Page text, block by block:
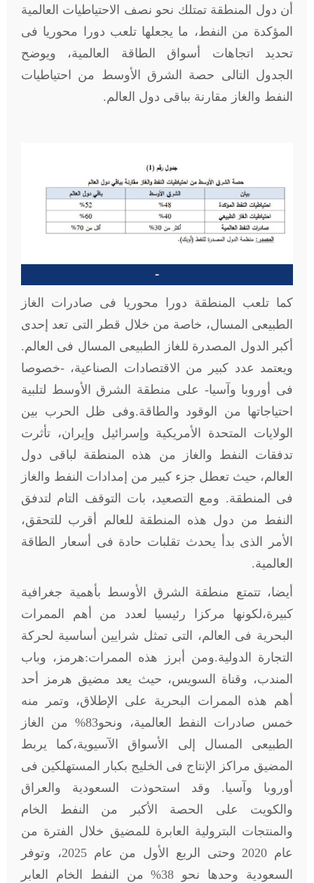
أن دول المنطقة تمتلك نحو نصف الاحتياطيات العالمية
المؤكدة من النفط، ما يجعلها تلعب دورا محوريا فى
تحديد اتجاهات أسواق الطاقة العالمية، ويوضح
الجدول التالى حصة الشرق الأوسط من احتياطيات
النفط والغاز مقارنة بباقى دول العالم.
-
كما تلعب المنطقة دورا محوريا فى صادرات الغاز
الطبيعى المسال، خاصة من خلال قطر التى تعد إحدى
أكبر الدول المصدرة للغاز الطبيعى المسال فى العالم.
ويعتمد عدد كبير من الاقتصادات الصناعية، -خصوصا
فى أوروبا وآسيا- على منطقة الشرق الأوسط لتلبية
احتياجاتها من الوقود والطاقة.وفى ظل الحرب بين
الولايات المتحدة الأمريكية وإسرائيل وإيران، تأثرت
تدفقات النفط والغاز من هذه المنطقة لباقى دول
العالم، حيث تعطل جزء كبير من إمدادات النفط والغاز
فى المنطقة. ومع التصعيد، بات التوقف التام لتدفق
النفط من دول هذه المنطقة للعالم أقرب للتحقق،
الأمر الذى بدأ يحدث تقلبات حادة فى أسعار الطاقة
العالمية.
أيضا، تتمتع منطقة الشرق الأوسط بأهمية جغرافية
كبيرة،لكونها مركزا رئيسيا لعدد من أهم الممرات
البحرية فى العالم، التى تمثل شرايين أساسية لحركة
التجارة الدولية.ومن أبرز هذه الممرات:هرمز، وباب
المندب، وقناة السويس، حيث يعد مضيق هرمز أحد
أهم هذه الممرات البحرية على الإطلاق، وتمر منه
خمس صادرات النفط العالمية، ونحو83% من الغاز
الطبيعى المسال إلى الأسواق الآسيوية،كما يربط
المضيق مراكز الإنتاج فى الخليج بكبار المستهلكين فى
أوروبا وآسيا. وقد استحوذت السعودية والعراق
والكويت على الحصة الأكبر من النفط الخام
والمنتجات البترولية العابرة للمضيق خلال الفترة من
عام 2020 وحتى الربع الأول من عام 2025، وتوفر
السعودية وحدها نحو 38% من النفط الخام العابر